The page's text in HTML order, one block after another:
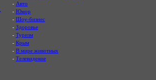
- Авто
- Юмор
- Шоу-бизнес
- Здоровье
- Туризм
- Крым
- В мире животных
- Телевидение